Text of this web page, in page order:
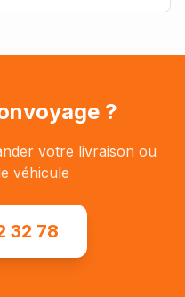
?
votre livraison ou
véhicule
32 78